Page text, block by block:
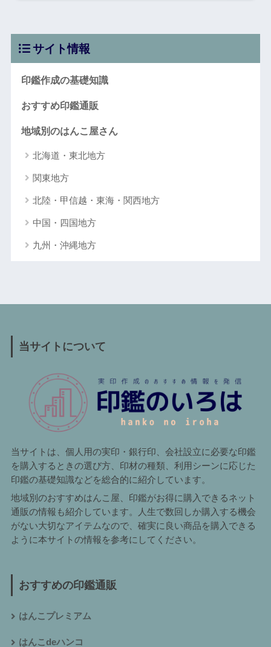
サイト情報
印鑑作成の基礎知識
おすすめ印鑑通販
地域別のはんこ屋さん
北海道・東北地方
関東地方
北陸・甲信越・東海・関西地方
中国・四国地方
九州・沖縄地方
当サイトについて
当サイトは、個人用の実印・銀行印、会社設立に必要な印鑑
を購入するときの選び方、印材の種類、利用シーンに応じた
印鑑の基礎知識などを総合的に紹介しています。
地域別のおすすめはんこ屋、印鑑がお得に購入できるネット
通販の情報も紹介しています。人生で数回しか購入する機会
がない大切なアイテムなので、確実に良い商品を購入できる
ように本サイトの情報を参考にしてください。
おすすめの印鑑通販
はんこプレミアム
はんこdeハンコ